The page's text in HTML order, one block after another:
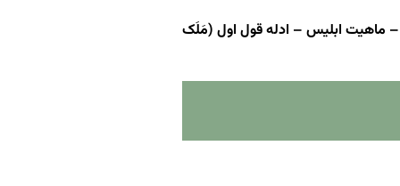
– بخش دوم – ماهیت ابلیس – ادله قول اول (مَلَک